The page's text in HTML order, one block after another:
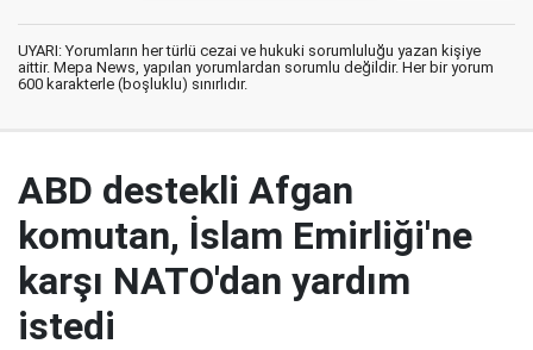
UYARI: Yorumların her türlü cezai ve hukuki sorumluluğu yazan kişiye
aittir. Mepa News, yapılan yorumlardan sorumlu değildir. Her bir yorum
600 karakterle (boşluklu) sınırlıdır.
ABD destekli Afgan
komutan, İslam Emirliği'ne
karşı NATO'dan yardım
istedi